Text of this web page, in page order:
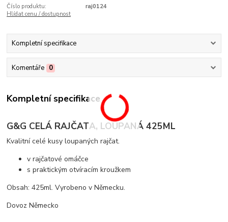
Číslo produktu:
raj0124
Hlídat cenu / dostupnost
Kompletní specifikace
Komentáře 0
Kompletní specifikace
G&G CELÁ RAJČATA, LOUPANÁ 425ML
Kvalitní celé kusy loupaných rajčat.
v rajčatové omáčce
s praktickým otvíracím kroužkem
Obsah: 425ml. Vyrobeno v Německu.
Dovoz Německo